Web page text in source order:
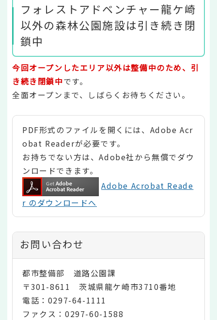
フォレストアドベンチャー龍ケ崎
以外の森林公園施設は引き続き閉
鎖中
今回オープンしたエリア以外は整備中のため、引
き続き閉鎖中です。
全面オープンまで、しばらくお待ちください。
PDF形式のファイルを開くには、Adobe Acr
obat Readerが必要です。
お持ちでない方は、Adobe社から無償でダウ
ンロードできます。
Adobe Acrobat Reade
r のダウンロードへ
お問い合わせ
都市整備部 道路公園課
〒301-8611 茨城県龍ケ崎市3710番地
電話：0297-64-1111
ファクス：0297-60-1588